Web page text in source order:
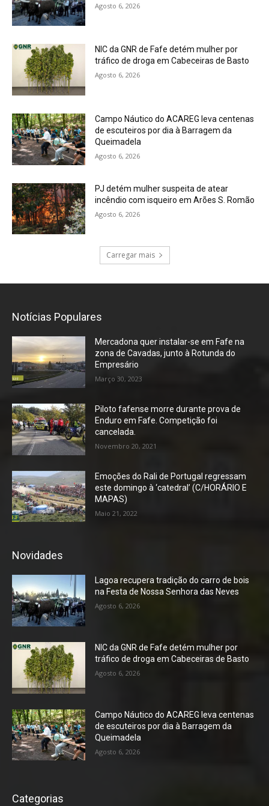
Agosto 6, 2026
NIC da GNR de Fafe detém mulher por
tráfico de droga em Cabeceiras de Basto
Agosto 6, 2026
Campo Náutico do ACAREG leva centenas
de escuteiros por dia à Barragem da
Queimadela
Agosto 6, 2026
PJ detém mulher suspeita de atear
incêndio com isqueiro em Arões S. Romão
Agosto 6, 2026
Carregar mais
Notícias Populares
Mercadona quer instalar-se em Fafe na
zona de Cavadas, junto à Rotunda do
Empresário
Março 30, 2023
Piloto fafense morre durante prova de
Enduro em Fafe. Competição foi
cancelada.
Novembro 20, 2021
Emoções do Rali de Portugal regressam
este domingo à ‘catedral’ (C/HORÁRIO E
MAPAS)
Maio 21, 2022
Novidades
Lagoa recupera tradição do carro de bois
na Festa de Nossa Senhora das Neves
Agosto 6, 2026
NIC da GNR de Fafe detém mulher por
tráfico de droga em Cabeceiras de Basto
Agosto 6, 2026
Campo Náutico do ACAREG leva centenas
de escuteiros por dia à Barragem da
Queimadela
Agosto 6, 2026
Categorias